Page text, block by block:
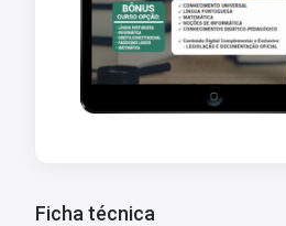
Ficha técnica